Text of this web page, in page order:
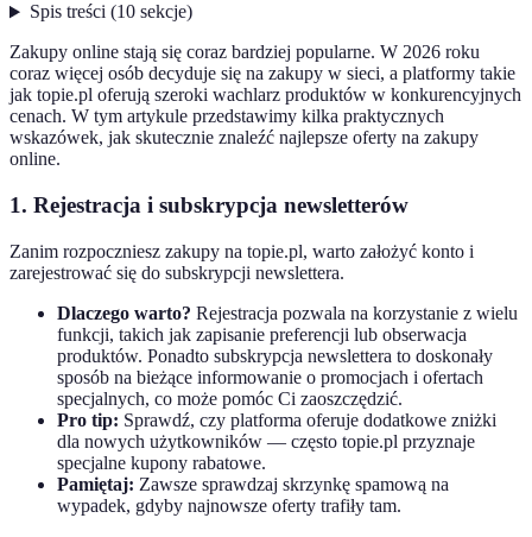
Spis treści(10 sekcje)
Zakupy online stają się coraz bardziej popularne. W 2026 roku
coraz więcej osób decyduje się na zakupy w sieci, a platformy takie
jak topie.pl oferują szeroki wachlarz produktów w konkurencyjnych
cenach. W tym artykule przedstawimy kilka praktycznych
wskazówek, jak skutecznie znaleźć najlepsze oferty na zakupy
online.
1. Rejestracja i subskrypcja newsletterów
Zanim rozpoczniesz zakupy na topie.pl, warto założyć konto i
zarejestrować się do subskrypcji newslettera.
Dlaczego warto? Rejestracja pozwala na korzystanie z wielu
funkcji, takich jak zapisanie preferencji lub obserwacja
produktów. Ponadto subskrypcja newslettera to doskonały
sposób na bieżące informowanie o promocjach i ofertach
specjalnych, co może pomóc Ci zaoszczędzić.
Pro tip: Sprawdź, czy platforma oferuje dodatkowe zniżki
dla nowych użytkowników — często topie.pl przyznaje
specjalne kupony rabatowe.
Pamiętaj: Zawsze sprawdzaj skrzynkę spamową na
wypadek, gdyby najnowsze oferty trafiły tam.